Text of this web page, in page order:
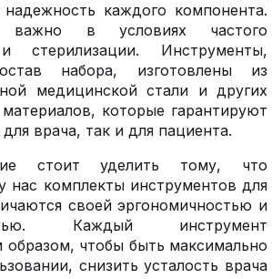
каждого компонента.
важно в условиях частого
стерилизации. Инструменты,
набора, изготовлены из
медицинской стали и других
которые гарантируют
врача, так и для пациента.
стоит уделить тому, что
нас комплекты инструментов для
своей эргономичностью и
Каждый инструмент
образом, чтобы быть максимально
снизить усталость врача